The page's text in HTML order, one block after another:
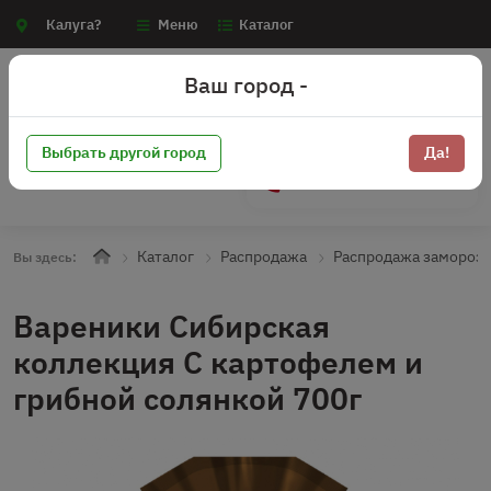
Калуга? Меню Каталог
Вы здесь: Каталог Распродажа Распродажа
Вареники Сибирская
коллекция С картофелем и
грибной солянкой 700г
Ваш город -
Выбрать другой город Да!